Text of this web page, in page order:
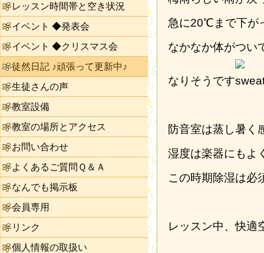
急に20℃まで下が
なかなか体がつい
なりそうです
防音室は蒸し暑く
湿度は楽器にもよ
この時期除湿は必
レッスン中、快適
レッスン時間帯と空き状況
イベント ◆発表会
イベント ◆クリスマス会
徒然日記 ♪頑張って更新中♪
生徒さんの声
教室設備
教室の場所とアクセス
お問い合わせ
よくあるご質問Ｑ＆Ａ
なんでも掲示板
会員専用
リンク
個人情報の取扱い